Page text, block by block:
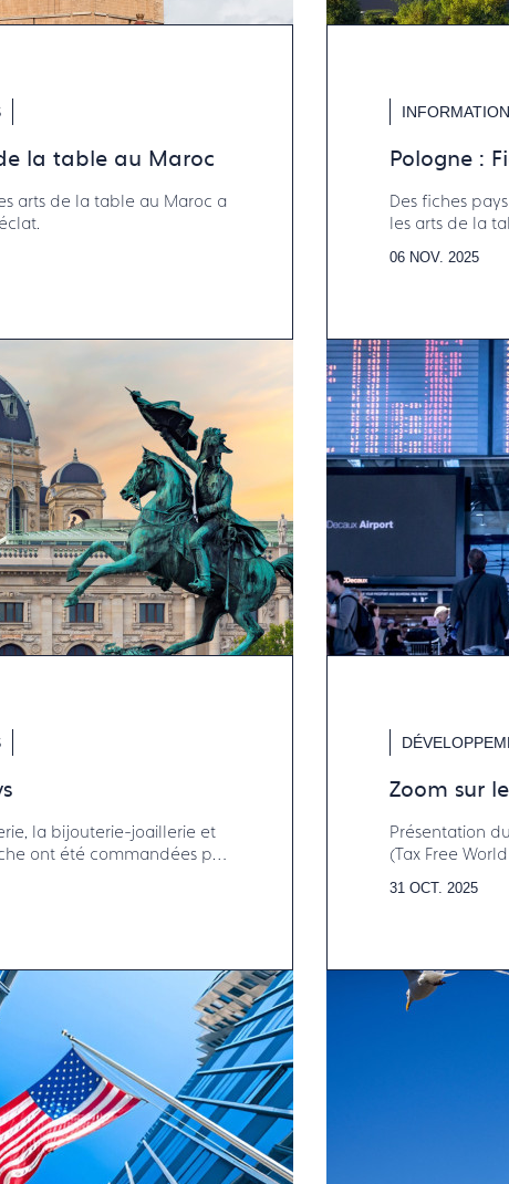
la table au Maroc
arts de la table au Maroc a
Pologne :
Des fiches
les arts de la
06 NOV. 2025
la bijouterie-joaillerie et
ont été commandées par
Zoom sur
Présentation
(Tax Free
31 OCT. 2025